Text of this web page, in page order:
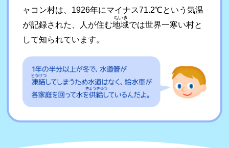
ャコン村は、1926年にマイナス71.2℃という気温
が記録された、人が住む地域
ちいき
では世界一寒い村と
して知られています。